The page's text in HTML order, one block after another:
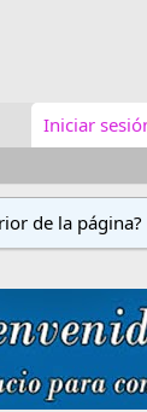
Iniciar
de la página?